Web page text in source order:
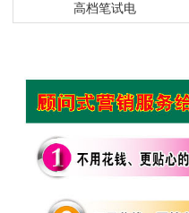
高档笔试电